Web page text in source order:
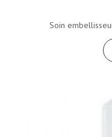
Soin